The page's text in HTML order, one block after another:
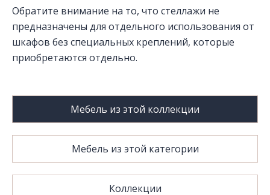
Обратите внимание на то, что стеллажи не
предназначены для отдельного использования от
шкафов без специальных креплений, которые
приобретаются отдельно.
Мебель из этой коллекции
Мебель из этой категории
Коллекции